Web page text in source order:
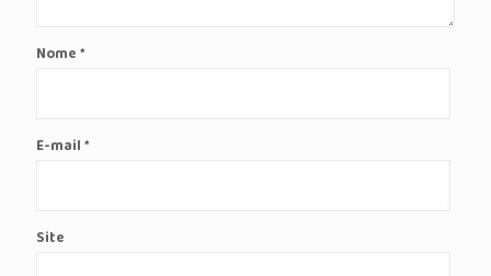
Nome*
E-mail*
Site